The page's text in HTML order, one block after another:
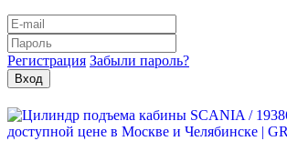
Регистрация Забыли пароль?